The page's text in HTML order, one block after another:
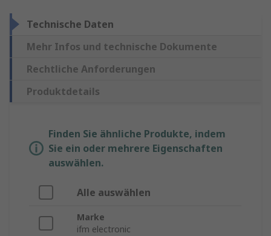
Technische Daten
Mehr Infos und technische Dokumente
Rechtliche Anforderungen
Produktdetails
Finden Sie ähnliche Produkte, indem
Sie ein oder mehrere Eigenschaften
auswählen.
Alle auswählen
Marke
ifm electronic